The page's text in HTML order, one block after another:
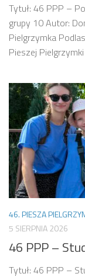
Tytuł: 46 PPP –
grupy 10 Autor:
Pielgrzymka
Pieszej
46. PIESZA
5 SIERPNIA 2026
46 PPP –
Tytuł: 46 PPP –